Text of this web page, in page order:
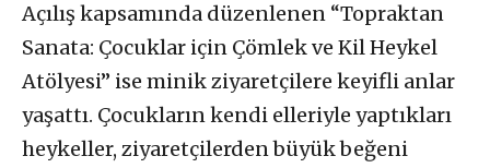
Açılış kapsamında düzenlenen “Topraktan
Sanata: Çocuklar için Çömlek ve Kil Heykel
Atölyesi” ise minik ziyaretçilere keyifli anlar
yaşattı. Çocukların kendi elleriyle yaptıkları
heykeller, ziyaretçilerden büyük beğeni